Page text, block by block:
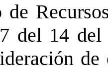
de
del 14